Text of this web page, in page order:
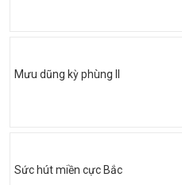
Mưu dũng kỳ phùng II
Sức hút miền cực Bắc